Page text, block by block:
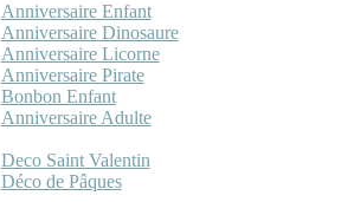
Anniversaire Enfant
Anniversaire Dinosaure
Anniversaire Licorne
Anniversaire Pirate
Bonbon Enfant
Anniversaire Adulte
Deco Saint Valentin
Déco de Pâques